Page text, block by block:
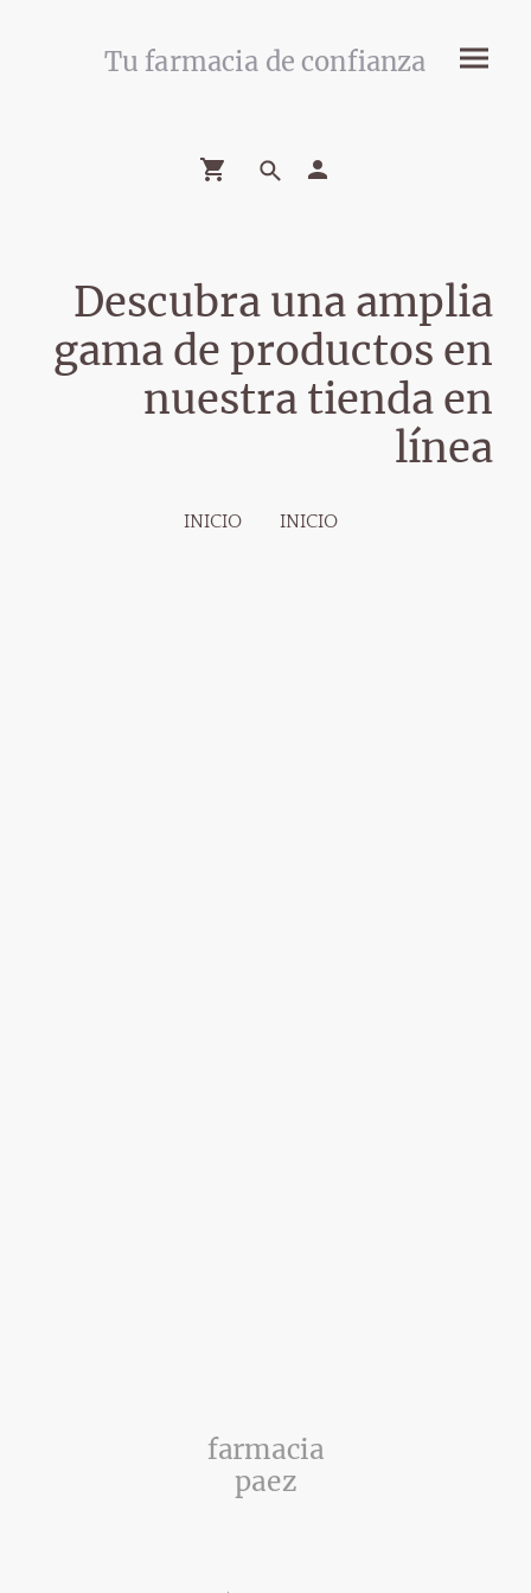
Tu farmacia de confianza
Descubra una amplia
gama de productos en
nuestra tienda en
línea
INICIO INICIO
farmacia
paez